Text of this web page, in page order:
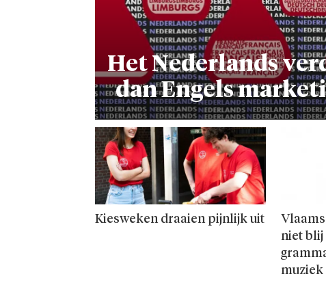
Het Nederlands
dan Engels
Kiesweken draaien pijnlijk uit
niet blij
muziek